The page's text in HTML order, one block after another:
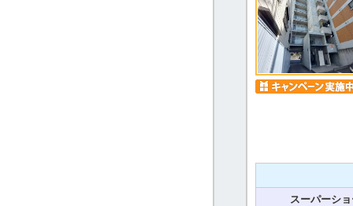
スーパーシ